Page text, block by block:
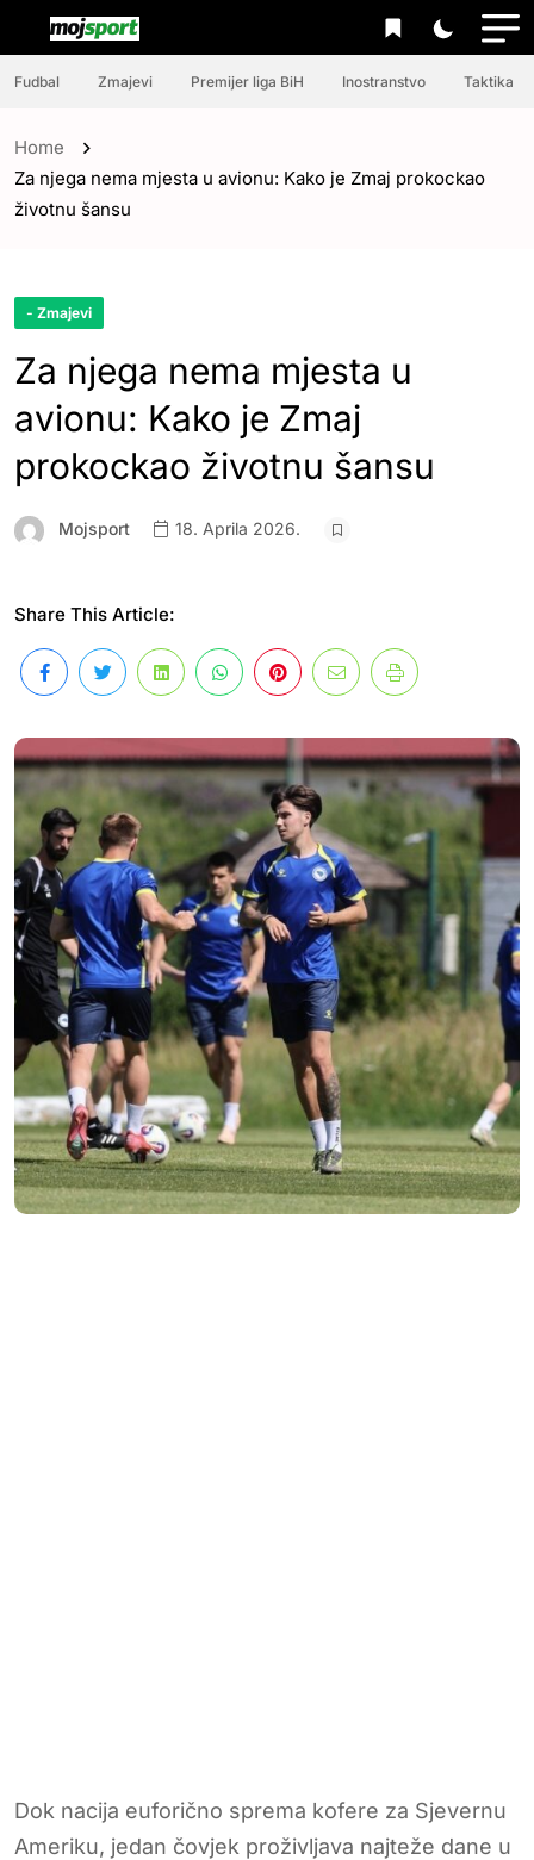
Fudbal Zmajevi Premijer liga BiH Inostranstvo Taktika
Home
Za njega nema mjesta u avionu: Kako je Zmaj prokockao
životnu šansu
- Zmajevi
Za njega nema mjesta u
avionu: Kako je Zmaj
prokockao životnu šansu
Mojsport 18. Aprila 2026.
Share This Article:
Dok nacija euforično sprema kofere za Sjevernu
Ameriku, jedan čovjek proživljava najteže dane u